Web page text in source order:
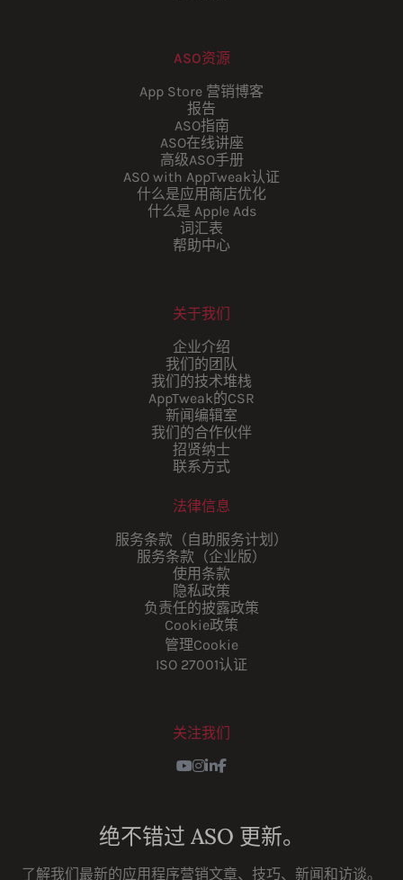
ASO资源
App Store 营销博客
报告
ASO指南
ASO在线讲座
高级ASO手册
ASO with AppTweak认证
什么是应用商店优化
什么是 Apple Ads
词汇表
帮助中心
关于我们
企业介绍
我们的团队
我们的技术堆栈
AppTweak的CSR
新闻编辑室
我们的合作伙伴
招贤纳士
联系方式
法律信息
服务条款（自助服务计划）
服务条款（企业版）
使用条款
隐私政策
负责任的披露政策
Cookie政策
管理Cookie
ISO 27001认证
关注我们
Youtube
Instagram
LinkedIn
Facebook
绝不错过 ASO 更新。
了解我们最新的应用程序营销文章、技巧、新闻和访谈。